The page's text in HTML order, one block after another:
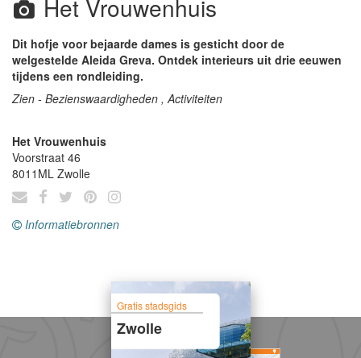
Het Vrouwenhuis
Dit hofje voor bejaarde dames is gesticht door de
welgestelde Aleida Greva. Ontdek interieurs uit drie eeuwen
tijdens een rondleiding.
Zien - Bezienswaardigheden , Activiteiten
Het Vrouwenhuis
Voorstraat 46
8011ML Zwolle
Informatiebronnen
Gratis stadsgids
Zwolle